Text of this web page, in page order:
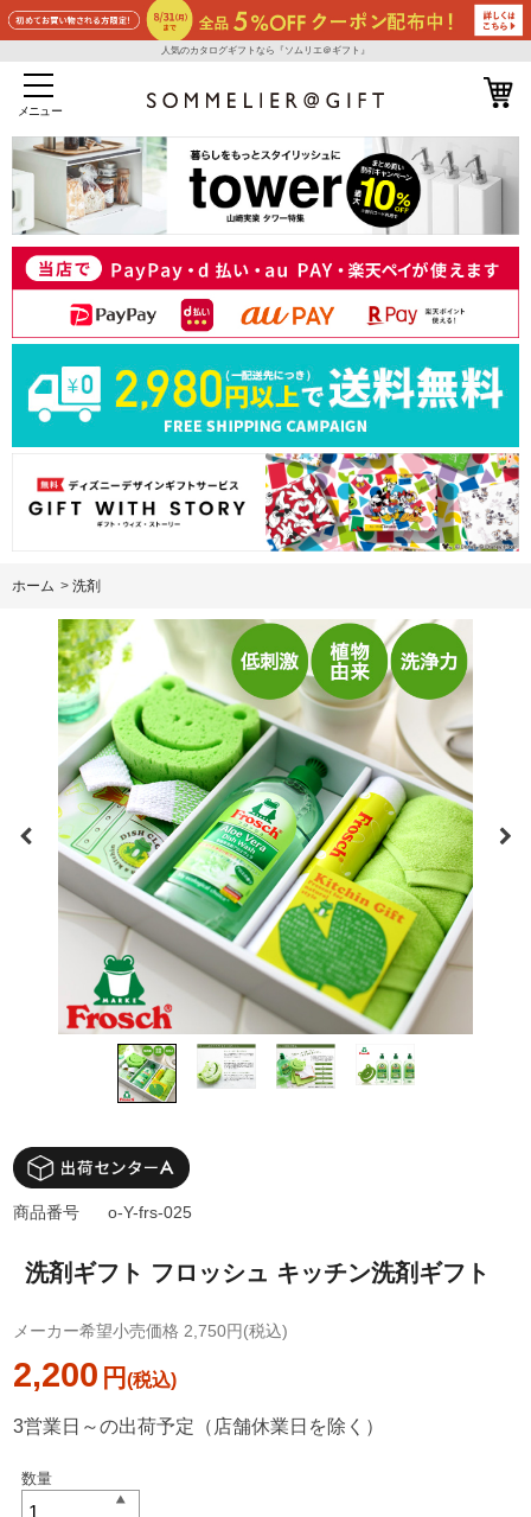
人気のカタログギフトなら『ソムリエ＠ギフト』
メニュー
ホーム > 洗剤
洗剤ギフト フロッシュ キッチン洗剤ギフト
メーカー希望小売価格 2,750円(税込)
2,200 円
商品番号 o-Y-frs-025
3営業日～の出荷予定（店舗休業日を除く）